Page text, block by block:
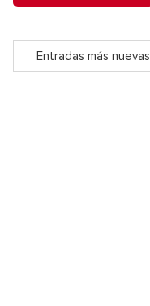
Entradas más nuevas